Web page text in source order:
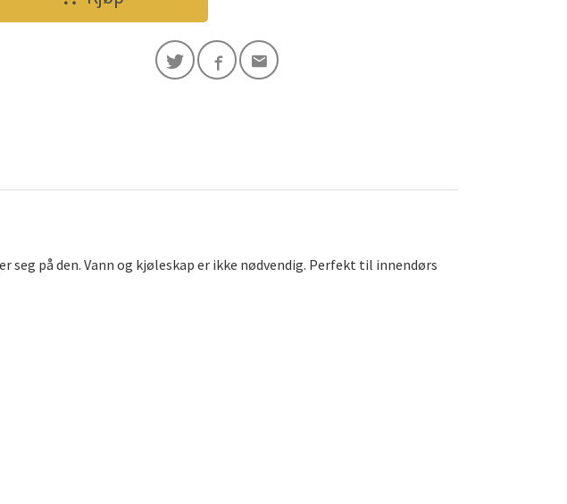
på den. Vann og kjøleskap er ikke nødvendig. Perfekt til innendørs